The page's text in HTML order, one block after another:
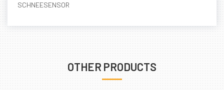
SCHNEESENSOR
OTHER PRODUCTS